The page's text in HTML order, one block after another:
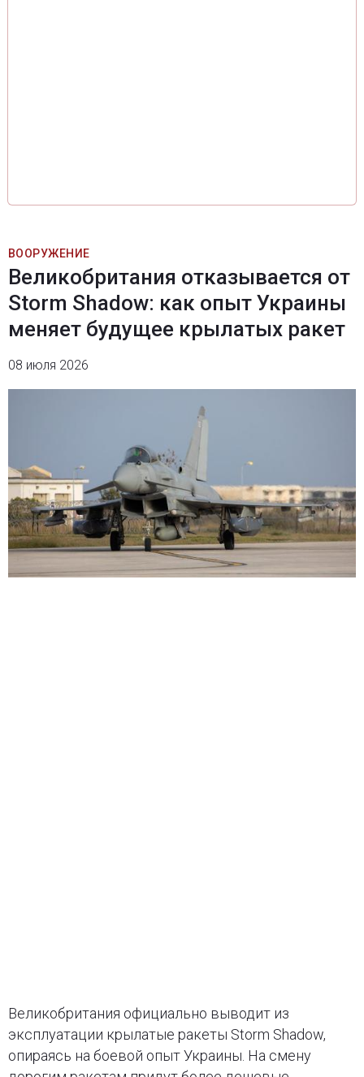
ВООРУЖЕНИЕ
Великобритания отказывается от
Storm Shadow: как опыт Украины
меняет будущее крылатых ракет
08 июля 2026
Великобритания официально выводит из
эксплуатации крылатые ракеты Storm Shadow,
опираясь на боевой опыт Украины. На смену